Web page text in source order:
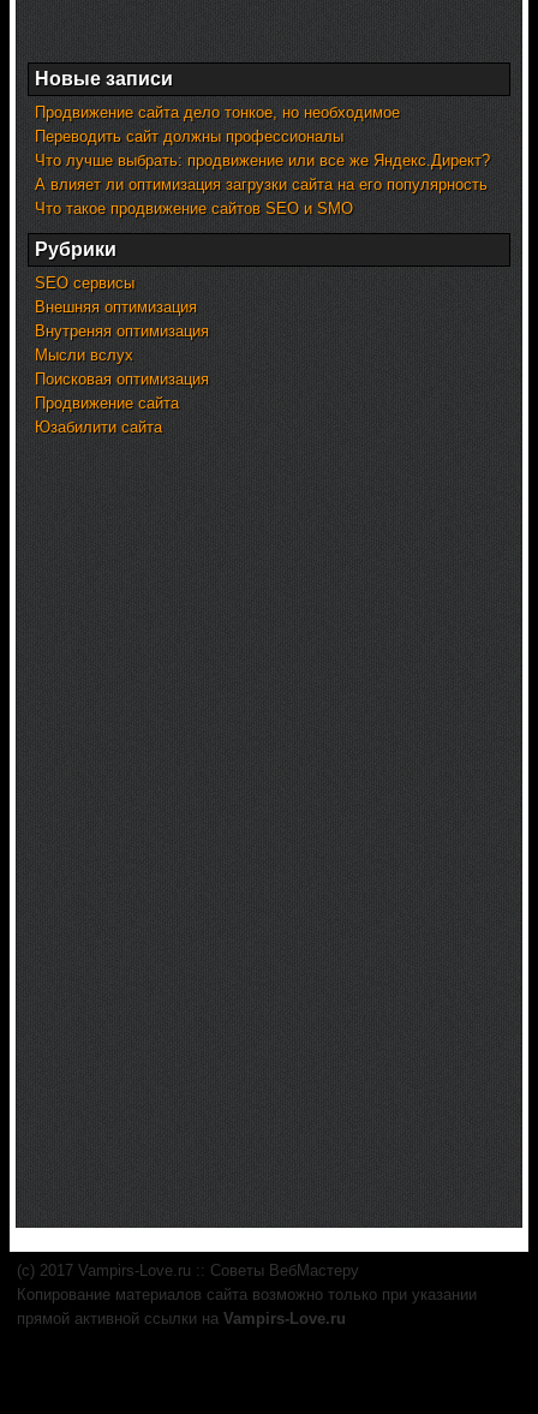
Новые записи
Продвижение сайта дело тонкое, но необходимое
Переводить сайт должны профессионалы
Что лучше выбрать: продвижение или все же Яндекс.Директ?
А влияет ли оптимизация загрузки сайта на его популярность
Что такое продвижение сайтов SEO и SMO
Рубрики
SEO сервисы
Внешняя оптимизация
Внутреняя оптимизация
Мысли вслух
Поисковая оптимизация
Продвижение сайта
Юзабилити сайта
(c) 2017 Vampirs-Love.ru :: Советы ВебМастеру
Копирование материалов сайта возможно только при указании
прямой активной ссылки на Vampirs-Love.ru